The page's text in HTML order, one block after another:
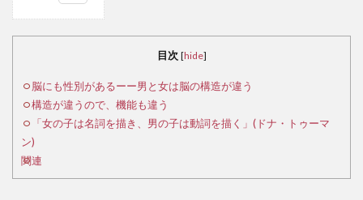
があ
るー
ー男
と女
は脳
の構
目次 [hide]
脳にも性別があるーー男と女は脳の構造が違う
構造が違うので、機能も違う
「女の子は名詞を描き、男の子は動詞を描く」(ドナ・トゥーマ
ン)
関連